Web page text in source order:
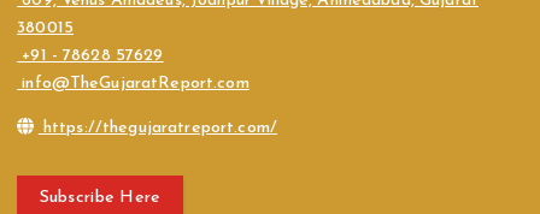
380015
+91 - 78628 57629
info@TheGujaratReport.com
https://thegujaratreport.com/
Subscribe Here